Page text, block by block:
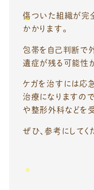
傷ついた組織が完
かかります。
包帯を自己判断で
遺症が残る可能性
ケガを治すには応
治療になりますの
や整形外科などを受
ぜひ、参考にして